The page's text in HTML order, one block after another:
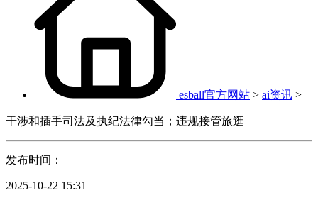
esball官方网站 > ai资讯 >
干涉和插手司法及执纪法律勾当；违规接管旅逛
发布时间：
2025-10-22 15:31